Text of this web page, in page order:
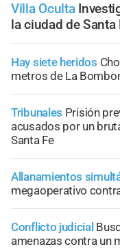
Villa Oculta
la ciudad de Santa
Hay siete heridos
metros de La
Tribunales Prisión
acusados por un
Santa Fe
Allanamientos
megaoperativo
Conflicto judicial
amenazas contra un